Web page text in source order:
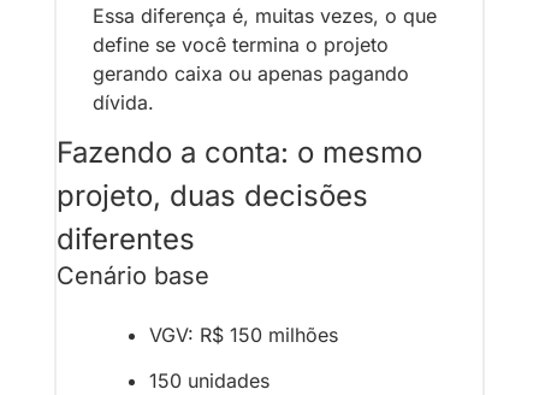
Essa diferença é, muitas vezes, o que
define se você termina o projeto
gerando caixa ou apenas pagando
dívida.
Fazendo a conta: o mesmo
projeto, duas decisões
diferentes
Cenário base
VGV: R$ 150 milhões
150 unidades